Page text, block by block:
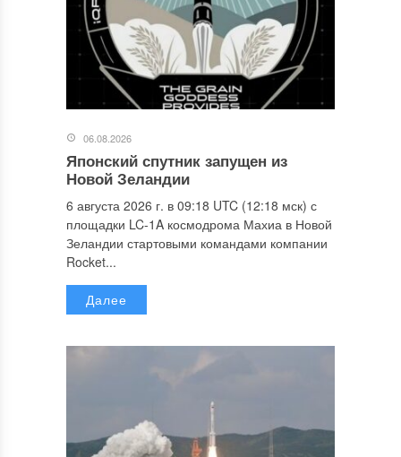
06.08.2026
Японский спутник запущен из
Новой Зеландии
6 августа 2026 г. в 09:18 UTC (12:18 мск) с
площадки LC-1A космодрома Махиа в Новой
Зеландии стартовыми командами компании
Rocket...
Далее